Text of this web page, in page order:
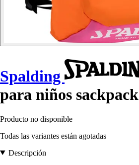
Spalding
para niños sackpack
Producto no disponible
Todas las variantes están agotadas
Descripción